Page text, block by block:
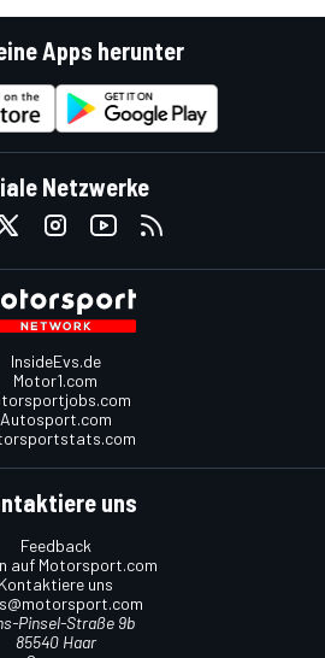
Apps herunter
Netzwerke
InsideEvs.de
Motor1.com
Autosport.com
uns
Feedback
auf Motorsport.com
Kontaktiere uns
Pinsel-Straße 9b
85540 Haar